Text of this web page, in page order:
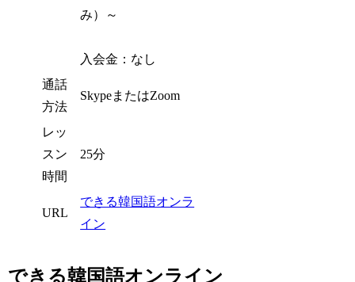
み）～
入会金：なし
通話
方法
SkypeまたはZoom
レッ
スン
時間
25分
URL
できる韓国語オンラ
イン
できる韓国語オンライン